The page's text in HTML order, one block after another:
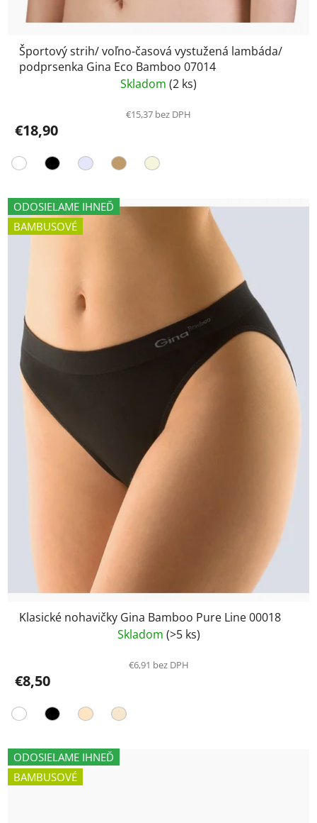
Športový strih/ voľno-časová vystužená lambáda/
podprsenka Gina Eco Bamboo 07014
Skladom (2 ks)
€15,37 bez DPH
€18,90
ODOSIELAME IHNEĎ
BAMBUSOVÉ
Klasické nohavičky Gina Bamboo Pure Line 00018
Skladom (>5 ks)
€6,91 bez DPH
€8,50
ODOSIELAME IHNEĎ
BAMBUSOVÉ